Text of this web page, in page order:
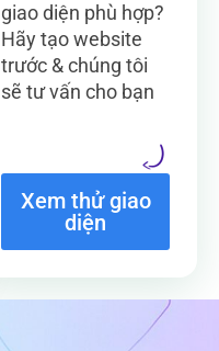
giao diện phù hợp?
Hãy tạo website
trước & chúng tôi
sẽ tư vấn cho bạn
Xem thử giao
diện